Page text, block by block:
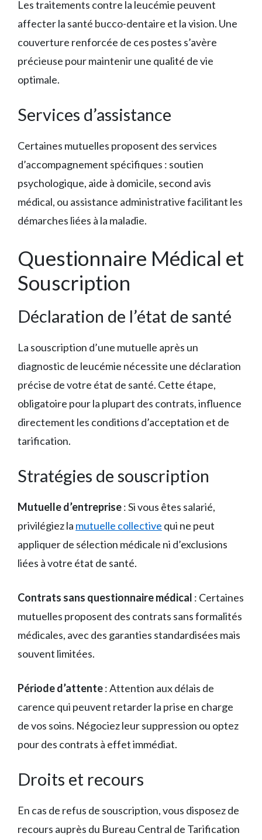
Les traitements contre la leucémie peuvent
affecter la santé bucco-dentaire et la vision. Une
couverture renforcée de ces postes s’avère
précieuse pour maintenir une qualité de vie
optimale.
Services d’assistance
Certaines mutuelles proposent des services
d’accompagnement spécifiques : soutien
psychologique, aide à domicile, second avis
médical, ou assistance administrative facilitant les
démarches liées à la maladie.
Questionnaire Médical et
Souscription
Déclaration de l’état de santé
La souscription d’une mutuelle après un
diagnostic de leucémie nécessite une déclaration
précise de votre état de santé. Cette étape,
obligatoire pour la plupart des contrats, influence
directement les conditions d’acceptation et de
tarification.
Stratégies de souscription
Mutuelle d’entreprise: Si vous êtes salarié,
privilégiez la mutuelle collective qui ne peut
appliquer de sélection médicale ni d’exclusions
liées à votre état de santé.
Contrats sans questionnaire médical : Certaines
mutuelles proposent des contrats sans formalités
médicales, avec des garanties standardisées mais
souvent limitées.
Période d’attente: Attention aux délais de
carence qui peuvent retarder la prise en charge
de vos soins. Négociez leur suppression ou optez
pour des contrats à effet immédiat.
Droits et recours
En cas de refus de souscription, vous disposez de
recours auprès du Bureau Central de Tarification